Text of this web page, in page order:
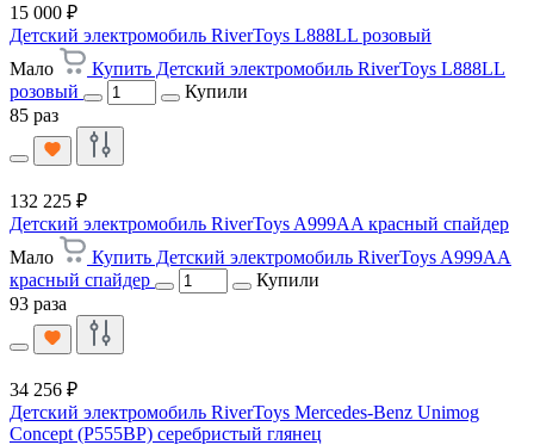
15 000 ₽
Детский электромобиль RiverToys L888LL розовый
Мало
Купить Детский электромобиль RiverToys L888LL
розовый
Купили
85 раз
132 225 ₽
Детский электромобиль RiverToys A999AA красный спайдер
Мало
Купить Детский электромобиль RiverToys A999AA
красный спайдер
Купили
93 раза
34 256 ₽
Детский электромобиль RiverToys Mercedes-Benz Unimog
Concept (P555BP) серебристый глянец